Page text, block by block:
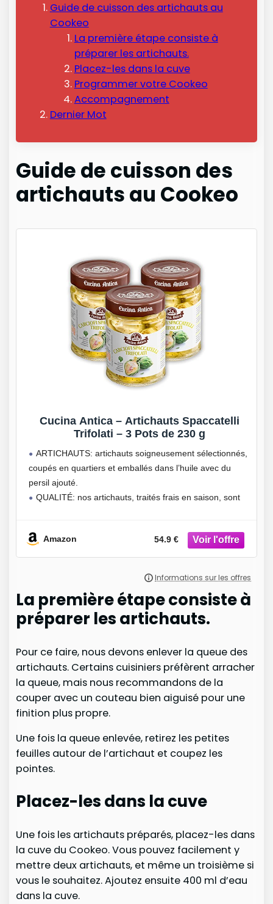
Guide de cuisson des artichauts au
Cookeo
La première étape consiste à
préparer les artichauts.
Placez-les dans la cuve
Programmer votre Cookeo
Accompagnement
Dernier Mot
Guide de cuisson des
artichauts au Cookeo
Cucina Antica – Artichauts Spaccatelli
Trifolati – 3 Pots de 230 g
ARTICHAUTS: artichauts soigneusement sélectionnés,
coupés en quartiers et emballés dans l’huile avec du
persil ajouté.
QUALITÉ: nos artichauts, traités frais en saison, sont
Amazon
54.9 €
La première étape consiste à
préparer les artichauts.
Pour ce faire, nous devons enlever la queue des
artichauts. Certains cuisiniers préfèrent arracher
la queue, mais nous recommandons de la
couper avec un couteau bien aiguisé pour une
finition plus propre.
Une fois la queue enlevée, retirez les petites
feuilles autour de l’artichaut et coupez les
pointes.
Placez-les dans la cuve
Une fois les artichauts préparés, placez-les dans
la cuve du Cookeo. Vous pouvez facilement y
mettre deux artichauts, et même un troisième si
vous le souhaitez. Ajoutez ensuite 400 ml d’eau
dans la cuve.